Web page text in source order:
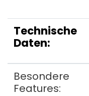
Technische
Daten:
Besondere
Features: